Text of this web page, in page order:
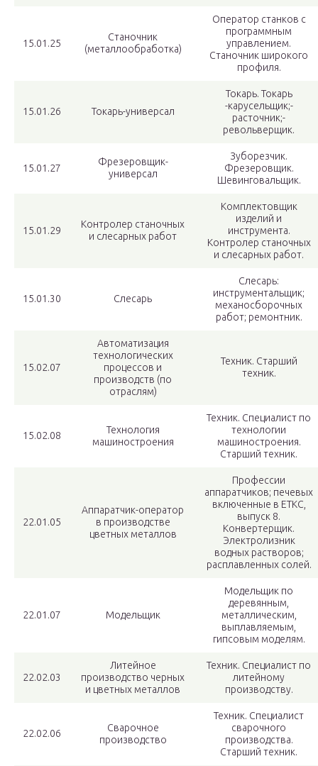
15.01.25
Станочник
(металлообработка)
Оператор станков с
программным
управлением.
Станочник широкого
профиля.
15.01.26 Токарь-универсал
Токарь. Токарь
-карусельщик;-
расточник;-
револьверщик.
15.01.27
Фрезеровщик-
универсал
Зуборезчик.
Фрезеровщик.
Шевинговальщик.
15.01.29
Контролер станочных
и слесарных работ
Комплектовщик
изделий и
инструмента.
Контролер станочных
и слесарных работ.
15.01.30 Слесарь
Слесарь:
инструментальщик;
механосборочных
работ; ремонтник.
15.02.07
Автоматизация
технологических
процессов и
производств (по
отраслям)
Техник. Старший
техник.
15.02.08
Технология
машиностроения
Техник. Специалист по
технологии
машиностроения.
Старший техник.
22.01.05
Аппаратчик-оператор
в производстве
цветных металлов
Профессии
аппаратчиков; печевых
включенные в ЕТКС,
выпуск 8.
Конвертерщик.
Электролизник
водных растворов;
расплавленных солей.
22.01.07 Модельщик
Модельщик по
деревянным,
металлическим,
выплавляемым,
гипсовым моделям.
22.02.03
Литейное
производство черных
и цветных металлов
Техник. Специалист по
литейному
производству.
22.02.06
Сварочное
производство
Техник. Специалист
сварочного
производства.
Старший техник.